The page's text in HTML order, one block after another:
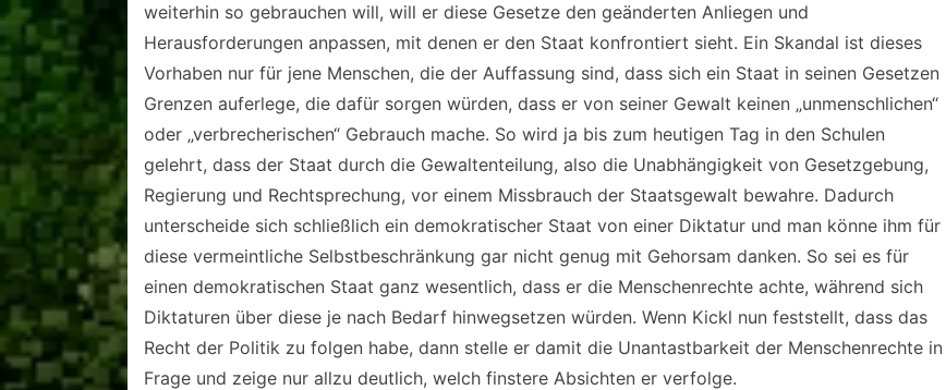
weiterhin so gebrauchen will, will er diese Gesetze den geänderten Anliegen und
Herausforderungen anpassen, mit denen er den Staat konfrontiert sieht. Ein Skandal ist dieses
Vorhaben nur für jene Menschen, die der Auffassung sind, dass sich ein Staat in seinen Gesetzen
Grenzen auferlege, die dafür sorgen würden, dass er von seiner Gewalt keinen „unmenschlichen“
oder „verbrecherischen“ Gebrauch mache. So wird ja bis zum heutigen Tag in den Schulen
gelehrt, dass der Staat durch die Gewaltenteilung, also die Unabhängigkeit von Gesetzgebung,
Regierung und Rechtsprechung, vor einem Missbrauch der Staatsgewalt bewahre. Dadurch
unterscheide sich schließlich ein demokratischer Staat von einer Diktatur und man könne ihm für
diese vermeintliche Selbstbeschränkung gar nicht genug mit Gehorsam danken. So sei es für
einen demokratischen Staat ganz wesentlich, dass er die Menschenrechte achte, während sich
Diktaturen über diese je nach Bedarf hinwegsetzen würden. Wenn Kickl nun feststellt, dass das
Recht der Politik zu folgen habe, dann stelle er damit die Unantastbarkeit der Menschenrechte in
Frage und zeige nur allzu deutlich, welch finstere Absichten er verfolge.